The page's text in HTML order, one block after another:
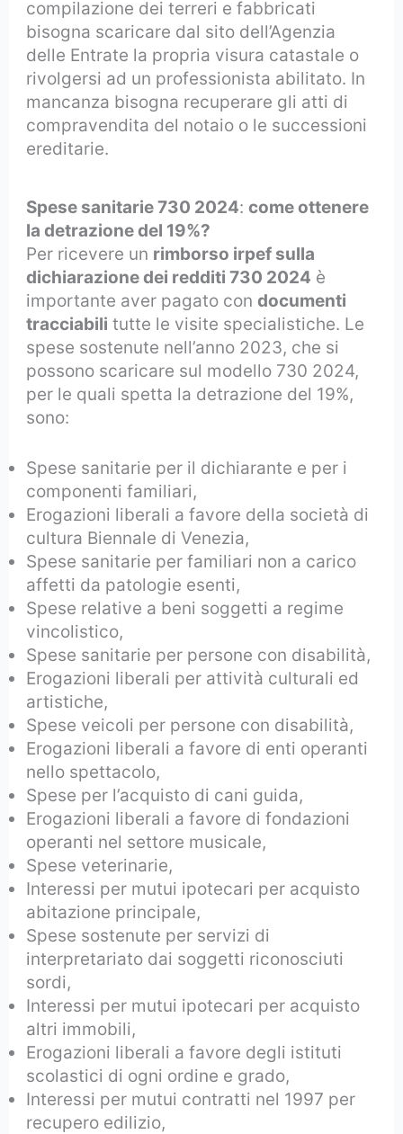
compilazione dei terreri e fabbricati
bisogna scaricare dal sito dell’Agenzia
delle Entrate la propria visura catastale o
rivolgersi ad un professionista abilitato. In
mancanza bisogna recuperare gli atti di
compravendita del notaio o le successioni
ereditarie.
Spese sanitarie 730 2024:come ottenere
la detrazione del 19%?
Per ricevere un rimborso irpef sulla
dichiarazione dei redditi 730 2024 è
importante aver pagato condocumenti
tracciabili tutte le visite specialistiche. Le
spese sostenute nell’anno 2023, che si
possono scaricare sul modello 730 2024,
per le quali spetta la detrazione del 19%,
sono:
Spese sanitarie per il dichiarante e per i
componenti familiari,
Erogazioni liberali a favore della società di
cultura Biennale di Venezia,
Spese sanitarie per familiari non a carico
affetti da patologie esenti,
Spese relative a beni soggetti a regime
vincolistico,
Spese sanitarie per persone con disabilità,
Erogazioni liberali per attività culturali ed
artistiche,
Spese veicoli per persone con disabilità,
Erogazioni liberali a favore di enti operanti
nello spettacolo,
Spese per l’acquisto di cani guida,
Erogazioni liberali a favore di fondazioni
operanti nel settore musicale,
Spese veterinarie,
Interessi per mutui ipotecari per acquisto
abitazione principale,
Spese sostenute per servizi di
interpretariato dai soggetti riconosciuti
sordi,
Interessi per mutui ipotecari per acquisto
altri immobili,
Erogazioni liberali a favore degli istituti
scolastici di ogni ordine e grado,
Interessi per mutui contratti nel 1997 per
recupero edilizio,